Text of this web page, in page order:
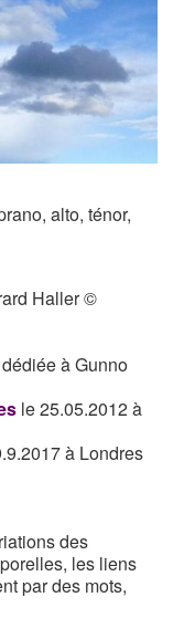
alto, ténor,
Haller ©
à Gunno
le 25.05.2012 à
à Londres
des
les liens
par des mots,